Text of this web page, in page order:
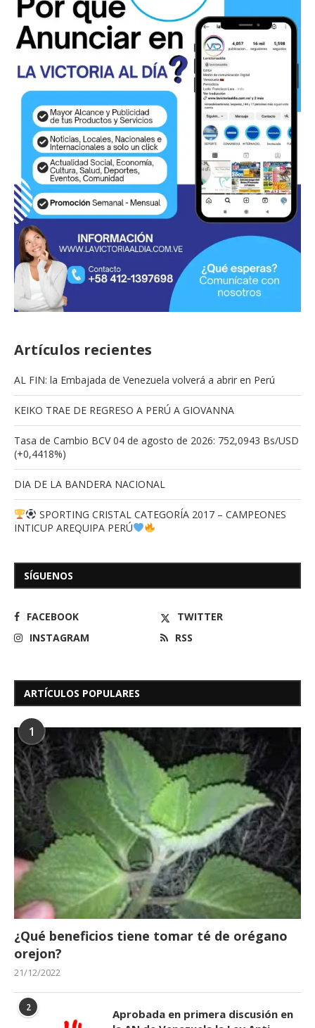
Artículos recientes
AL FIN: la Embajada de Venezuela volverá a abrir en Perú
KEIKO TRAE DE REGRESO A PERÚ A GIOVANNA
Tasa de Cambio BCV 04 de agosto de 2026: 752,0943 Bs/USD
(+0,4418%)
DIA DE LA BANDERA NACIONAL
SPORTING CRISTAL CATEGORÍA 2017 – CAMPEONES
INTICUP AREQUIPA PERÚ
SÍGUENOS
FACEBOOK
TWITTER
INSTAGRAM
RSS
ARTÍCULOS POPULARES
1
¿Qué beneficios tiene tomar té de orégano
orejon?
21/12/2022
2
Aprobada en primera discusión en